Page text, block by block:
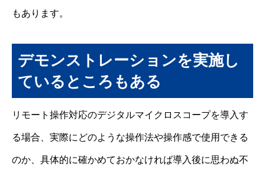
もあります。
デモンストレーションを実施し
ているところもある
リモート操作対応のデジタルマイクロスコープを導入す
る場合、実際にどのような操作法や操作感で使用できる
のか、具体的に確かめておかなければ導入後に思わぬ不